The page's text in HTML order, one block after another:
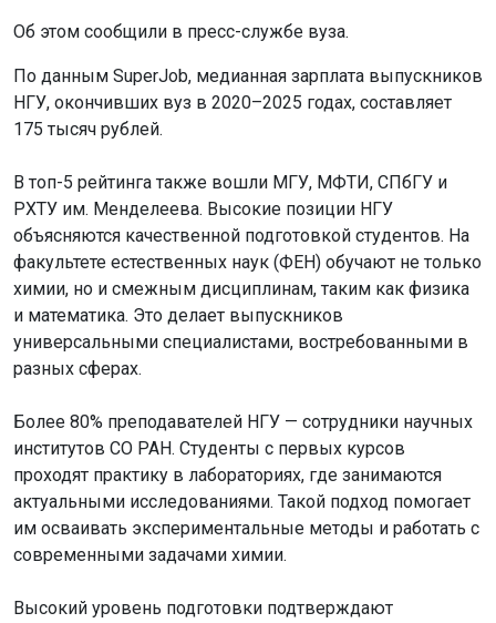
Об этом сообщили в пресс-службе вуза.
По данным SuperJob, медианная зарплата выпускников
НГУ, окончивших вуз в 2020–2025 годах, составляет
175 тысяч рублей.
В топ-5 рейтинга также вошли МГУ, МФТИ, СПбГУ и
РХТУ им. Менделеева. Высокие позиции НГУ
объясняются качественной подготовкой студентов. На
факультете естественных наук (ФЕН) обучают не только
химии, но и смежным дисциплинам, таким как физика
и математика. Это делает выпускников
универсальными специалистами, востребованными в
разных сферах.
Более 80% преподавателей НГУ — сотрудники научных
институтов СО РАН. Студенты с первых курсов
проходят практику в лабораториях, где занимаются
актуальными исследованиями. Такой подход помогает
им осваивать экспериментальные методы и работать с
современными задачами химии.
Высокий уровень подготовки подтверждают